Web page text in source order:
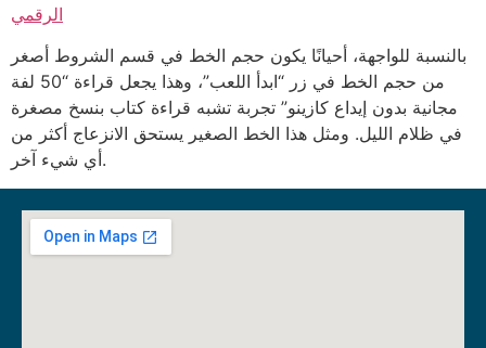
الرقمي
بالنسبة للواجهة، أحيانًا يكون حجم الخط في قسم الشروط أصغر
من حجم الخط في زر “ابدأ اللعب”، وهذا يجعل قراءة “50 لفة
مجانية بدون إيداع كازينو” تجربة تشبه قراءة كتاب بنسخ مصغرة
في ظلام الليل. ومثل هذا الخط الصغير يستحق الانزعاج أكثر من
أي شيء آخر.